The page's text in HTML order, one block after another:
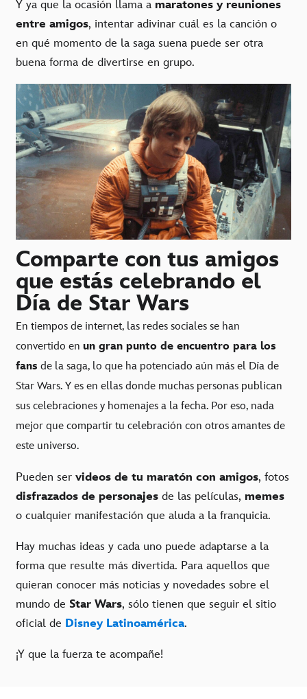
Y ya que la ocasión llama a maratones y reuniones
entre amigos, intentar adivinar cuál es la canción o
en qué momento de la saga suena puede ser otra
buena forma de divertirse en grupo.
Comparte con tus amigos
que estás celebrando el
Día de Star Wars
En tiempos de internet, las redes sociales se han
convertido en un gran punto de encuentro para los
fans de la saga, lo que ha potenciado aún más el Día de
Star Wars. Y es en ellas donde muchas personas publican
sus celebraciones y homenajes a la fecha. Por eso, nada
mejor que compartir tu celebración con otros amantes de
este universo.
Pueden ser videos de tu maratón con amigos, fotos
disfrazados de personajes de las películas, memes
o cualquier manifestación que aluda a la franquicia.
Hay muchas ideas y cada uno puede adaptarse a la
forma que resulte más divertida. Para aquellos que
quieran conocer más noticias y novedades sobre el
mundo de Star Wars, sólo tienen que seguir el sitio
oficial de Disney Latinoamérica.
¡Y que la fuerza te acompañe!